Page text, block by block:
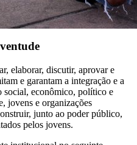
elaborar, discutir, aprovar e
e garantam a integração e a
social, econômico, político e
jovens e organizações
junto ao poder público,
pelos jovens.